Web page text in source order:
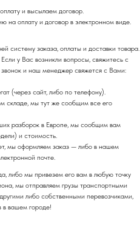
и высылаем договор.
оплату и договор в электронном виде.
систему заказа, оплаты и доставки товара.
у Вас возникли вопросы, свяжитесь с
и наш менеджер свяжется с Вами:
(через сайт, либо по телефону).
складе, мы тут же сообщим все его
разборок в Европе, мы сообщим вам
и стоимость.
мы оформляем заказ — либо в нашем
почте.
либо мы привезем его вам в любую точку
мы отправляем грузы транспортными
либо собственными перевозчиками,
в вашем городе!